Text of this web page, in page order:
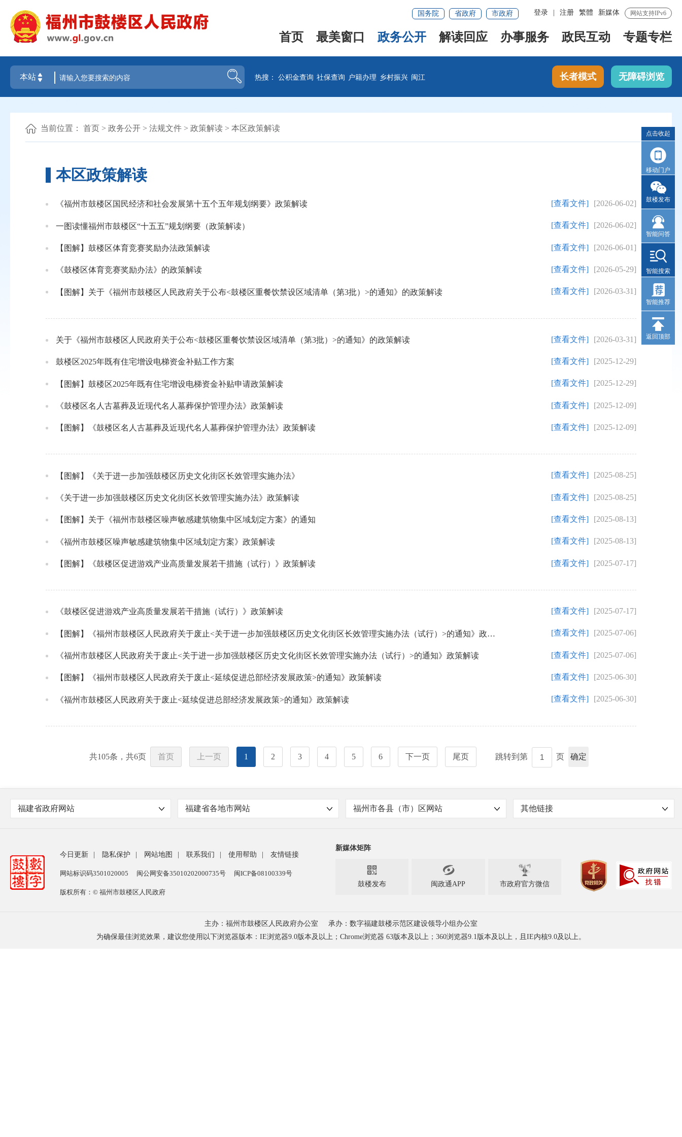
网站支持IPv6
新媒体
繁體
登录 注册
国务院 省政府 市政府
首页 最美窗口 政务公开 解读回应 办事服务 政民互动 专题专栏
热搜：公积金查询 社保查询 户籍办理 乡村振兴 闽江 长者模式 无障碍浏览
当前位置： 首页 > 政务公开 > 法规文件 > 政策解读 > 本区政策解读
本区政策解读
[2026-06-02]
[查看文件]
《福州市鼓楼区国民经济和社会发展第十五个五年规划纲要》政策解读
[2026-06-02]
[查看文件]
一图读懂福州市鼓楼区“十五五”规划纲要（政策解读）
[2026-06-01]
[查看文件]
【图解】鼓楼区体育竞赛奖励办法政策解读
[2026-05-29]
[查看文件]
《鼓楼区体育竞赛奖励办法》的政策解读
[2026-03-31]
[查看文件]
【图解】关于《福州市鼓楼区人民政府关于公布<鼓楼区重餐饮禁设区域清单（第3批）>的通知》的政策解读
[2026-03-31]
[查看文件]
关于《福州市鼓楼区人民政府关于公布<鼓楼区重餐饮禁设区域清单（第3批）>的通知》的政策解读
[2025-12-29]
[查看文件]
鼓楼区2025年既有住宅增设电梯资金补贴工作方案
[2025-12-29]
[查看文件]
【图解】鼓楼区2025年既有住宅增设电梯资金补贴申请政策解读
[2025-12-09]
[查看文件]
《鼓楼区名人古墓葬及近现代名人墓葬保护管理办法》政策解读
[2025-12-09]
[查看文件]
【图解】《鼓楼区名人古墓葬及近现代名人墓葬保护管理办法》政策解读
[2025-08-25]
[查看文件]
【图解】《关于进一步加强鼓楼区历史文化街区长效管理实施办法》
[2025-08-25]
[查看文件]
《关于进一步加强鼓楼区历史文化街区长效管理实施办法》政策解读
[2025-08-13]
[查看文件]
【图解】关于《福州市鼓楼区噪声敏感建筑物集中区域划定方案》的通知
[2025-08-13]
[查看文件]
《福州市鼓楼区噪声敏感建筑物集中区域划定方案》政策解读
[2025-07-17]
[查看文件]
【图解】《鼓楼区促进游戏产业高质量发展若干措施（试行）》政策解读
[2025-07-17]
[查看文件]
《鼓楼区促进游戏产业高质量发展若干措施（试行）》政策解读
[2025-07-06]
[查看文件]
【图解】《福州市鼓楼区人民政府关于废止<关于进一步加强鼓楼区历史文化街区长效管理实施办法（试行）>的通知》政策解读
[2025-07-06]
[查看文件]
《福州市鼓楼区人民政府关于废止<关于进一步加强鼓楼区历史文化街区长效管理实施办法（试行）>的通知》政策解读
[2025-06-30]
[查看文件]
【图解】《福州市鼓楼区人民政府关于废止<延续促进总部经济发展政策>的通知》政策解读
[2025-06-30]
[查看文件]
《福州市鼓楼区人民政府关于废止<延续促进总部经济发展政策>的通知》政策解读
共105条，共6页 首页 上一页 1 2 3 4 5 6 下一页 尾页 跳转到第 页 确定
福建省政府网站 福建省各地市网站 福州市各县（市）区网站 其他链接
今日更新 隐私保护 网站地图 联系我们 使用帮助 友情链接
网站标识码3501020005 闽公网安备35010202000735号 闽ICP备08100339号
版权所有：© 福州市鼓楼区人民政府
新媒体矩阵

鼓楼发布

闽政通APP 市政府官方微信
主办：福州市鼓楼区人民政府办公室
承办：数字福建鼓楼示范区建设领导小组办公室
为确保最佳浏览效果，建议您使用以下浏览器版本：IE浏览器9.0版本及以上； Chrome浏览器 63版本及以上；360浏览器9.1版本及以上，且IE内核9.0及以上。
点击收起
移动门户
鼓楼发布
智能问答
智能搜索
智能推荐
返回顶部